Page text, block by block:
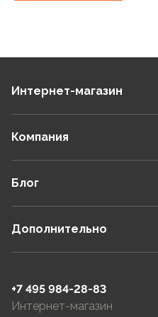
Интернет-магазин
Компания
Блог
Дополнительно
+7 495 984-28-83
Интернет-магазин